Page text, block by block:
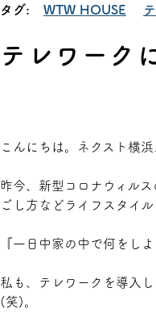
タグ: WTW HOUSE
テレワーク
こんにちは。ネクスト横浜
昨今、新型コロナウィル
ごし方などライフスタイ
『一日中家の中で何をし
私も、テレワークを導入
(笑)。